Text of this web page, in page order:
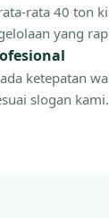
rata 40 ton
yang
ketepatan
slogan kami.